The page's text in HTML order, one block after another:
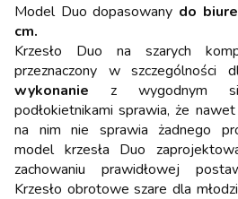
Model Duo dopasowany do
cm.
Krzesło Duo na szarych
przeznaczony w szczególności
wykonanie z wygodnym
podłokietnikami sprawia, że
na nim nie sprawia żadnego
model krzesła Duo
zachowaniu prawidłowej
Krzesło obrotowe szare dla